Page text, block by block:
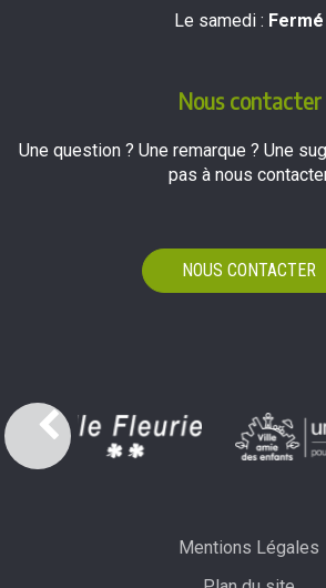
Le samedi : Fermé
Nous contacter
Une question ? Une remarque ? Une
pas à nous
NOUS CONTACTER
Mentions Légales